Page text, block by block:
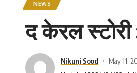
NEWS
द केरल
Nikunj Sood
May 11,